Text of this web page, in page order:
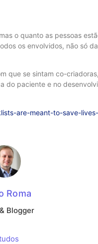
o quanto as pessoas
os envolvidos, não só
que se sintam co-
paciente e no
are-meant-to-save-
Roma
Blogger